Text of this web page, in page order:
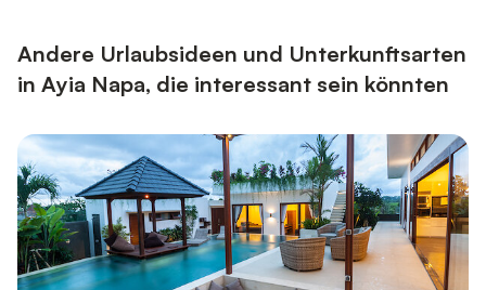
Andere Urlaubsideen und Unterkunftsarten
in Ayia Napa, die interessant sein könnten